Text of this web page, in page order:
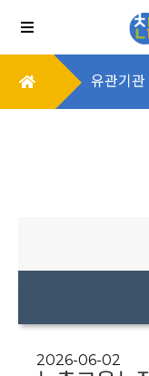
유관기관
2026-06-02